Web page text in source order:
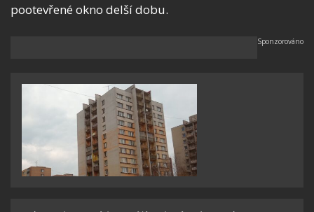
pootevřené okno delší dobu.